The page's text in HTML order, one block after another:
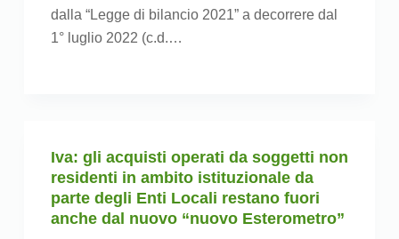
dalla “Legge di bilancio 2021” a decorrere dal
1° luglio 2022 (c.d.…
Iva: gli acquisti operati da soggetti non
residenti in ambito istituzionale da
parte degli Enti Locali restano fuori
anche dal nuovo “nuovo Esterometro”